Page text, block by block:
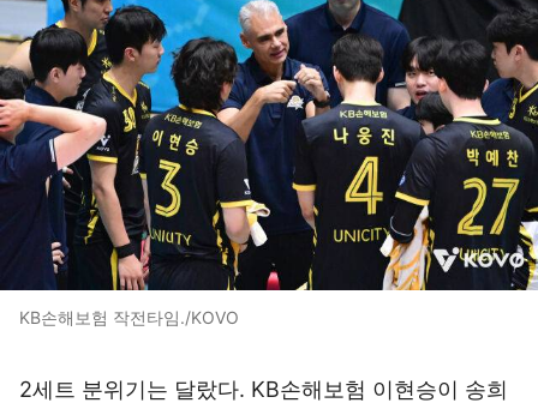
KB손해보험 작전타임./KOVO
2세트 분위기는 달랐다. KB손해보험 이현승이 송희